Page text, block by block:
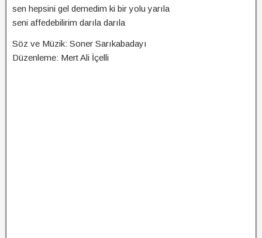
sen hepsini gel demedim ki bir yolu yarıla
seni affedebilirim darıla darıla
Söz ve Müzik: Soner Sarıkabadayı
Düzenleme: Mert Ali İçelli